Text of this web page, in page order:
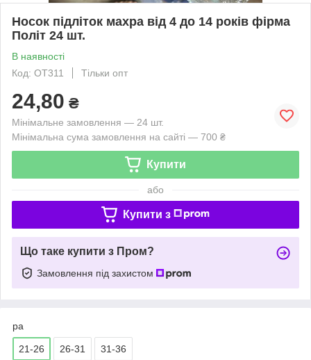
Носок підліток махра від 4 до 14 років фірма
Політ 24 шт.
В наявності
Код: OT311
Тільки опт
24,80 ₴
Мінімальне замовлення — 24 шт.
Мінімальна сума замовлення на сайті — 700 ₴
Купити
або
Купити з
Що таке купити з Пром?
Замовлення під захистом
ра
21-26 26-31 31-36